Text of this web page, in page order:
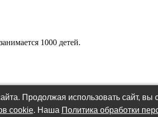
1000 детей.
данных
Продолжая использовать сайт, вы
cookie. Наша Политика обработки